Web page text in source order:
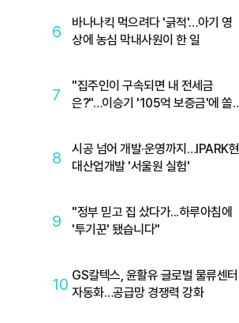
6
바나나킥 먹으려다 '긁적'…아기 영
상에 농심 막내사원이 한 일
7
"집주인이 구속되면 내 전세금
은?"…이승기 '105억 보증금'에 쏠
8
시공 넘어 개발·운영까지…IPARK현
대산업개발 '서울원 실험'
9
"정부 믿고 집 샀다가...하루아침에
'투기꾼' 됐습니다"
10 GS칼텍스, 윤활유 글로벌 물류센터
자동화…공급망 경쟁력 강화